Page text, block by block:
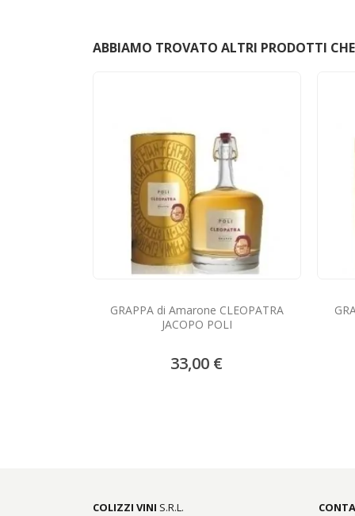
ABBIAMO TROVATO ALTRI PRODOTTI CHE
GRAPPA di Amarone CLEOPATRA
JACOPO POLI
33,00 €
COLIZZI VINI S.R.L.